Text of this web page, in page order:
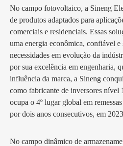
No campo fotovoltaico, a Sineng
de produtos adaptados para
comerciais e residenciais. Essas
uma energia econômica, confiável e
necessidades em evolução da
por sua excelência em engenharia,
influência da marca, a Sineng
como fabricante de inversores
ocupa o 4º lugar global em
por dois anos consecutivos, em
No campo dinâmico de